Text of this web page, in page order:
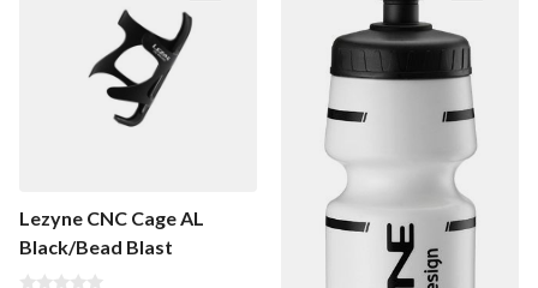
Lezyne CNC Cage AL
Black/Bead Blast